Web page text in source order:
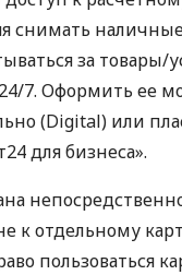
снимать
за товары/
7. Оформить ее
(Digital) или
для бизнеса».
к отдельному
пользоваться